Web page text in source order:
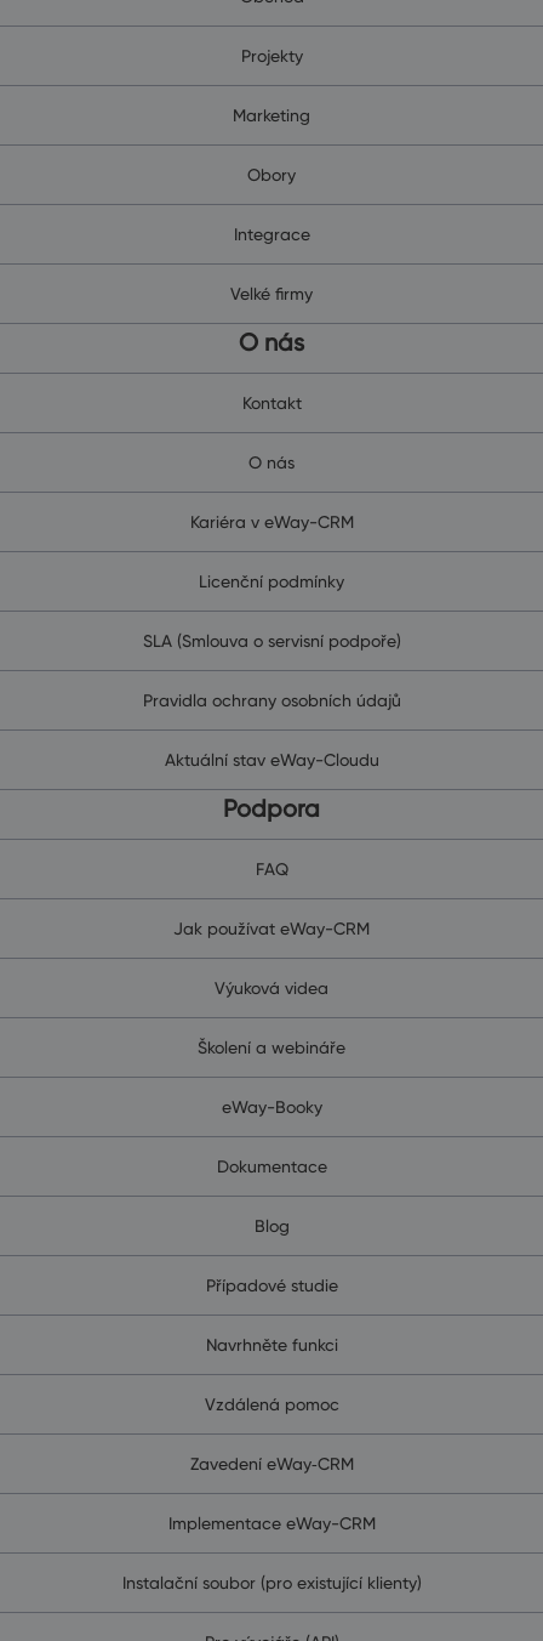
Projekty
Marketing
Obory
Integrace
Velké firmy
O nás
Kontakt
O nás
Kariéra v eWay-CRM
Licenční podmínky
SLA (Smlouva o servisní podpoře)
Pravidla ochrany osobních údajů
Aktuální stav eWay-Cloudu
Podpora
FAQ
Jak používat eWay-CRM
Výuková videa
Školení a webináře
eWay-Booky
Dokumentace
Blog
Případové studie
Navrhněte funkci
Vzdálená pomoc
Zavedení eWay‑CRM
Implementace eWay-CRM
Instalační soubor (pro existující klienty)